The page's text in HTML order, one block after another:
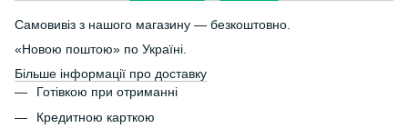
Самовивіз з нашого магазину — безкоштовно.
«Новою поштою» по Україні.
Більше інформації про доставку
Готівкою при отриманні
Кредитною карткою